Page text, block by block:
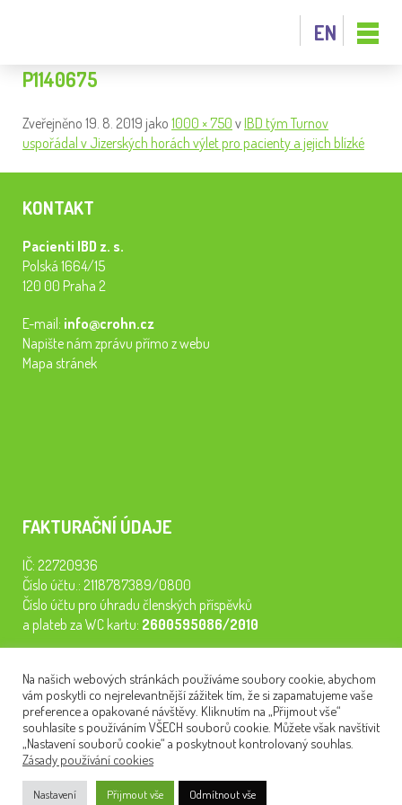
EN
P1140675
Zveřejněno 19. 8. 2019 jako 1000 × 750 v IBD tým Turnov
uspořádal v Jizerských horách výlet pro pacienty a jejich blízké
KONTAKT
Pacienti IBD z. s.
Polská 1664/15
120 00 Praha 2
E-mail: info@crohn.cz
Napište nám zprávu přímo z webu
Mapa stránek
FAKTURAČNÍ ÚDAJE
IČ: 22720936
Číslo účtu.: 2118787389/0800
Číslo účtu pro úhradu členských příspěvků
a plateb za WC kartu: 2600595086/2010
semináře, konferenci, plavbu na lodi a WC kartu. Z peněz
tiskneme odborné publikace pro pacienty.
NEWSLETTER
Na našich webových stránkách používáme soubory cookie, abychom
vám poskytli co nejrelevantnější zážitek tím, že si zapamatujeme vaše
preference a opakované návštěvy. Kliknutím na „Přijmout vše“
souhlasíte s používáním VŠECH souborů cookie. Můžete však navštívit
„Nastavení souborů cookie“ a poskytnout kontrolovaný souhlas.
Zásady používání cookies
Nastavení Přijmout vše Odmítnout vše